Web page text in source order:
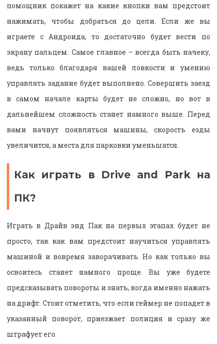
помощник покажет на какие кнопки вам предстоит
нажимать, чтобы добраться до цели. Если же вы
играете с Андроида, то достаточно будет вести по
экрану пальцем. Самое главное – всегда быть начеку,
ведь только благодаря вашей ловкости и умению
управлять задание будет выполнено. Совершить заезд
в самом начале карты будет не сложно, но вот в
дальнейшем сложность станет намного выше. Перед
вами начнут появляться машины, скорость езды
увеличится, а места для парковки уменьшатся.
Как играть в Drive and Park на
ПК?
Играть в Драйв энд Пак на первых этапах будет не
просто, так как вам предстоит научиться управлять
машиной и вовремя заворачивать. Но как только вы
освоитесь станет намного проще. Вы уже будете
предсказывать повороты и знать, когда именно нажать
на дрифт. Стоит отметить, что если геймер не попадет в
указанный поворот, приезжает полиция и сразу же
штрафует его.